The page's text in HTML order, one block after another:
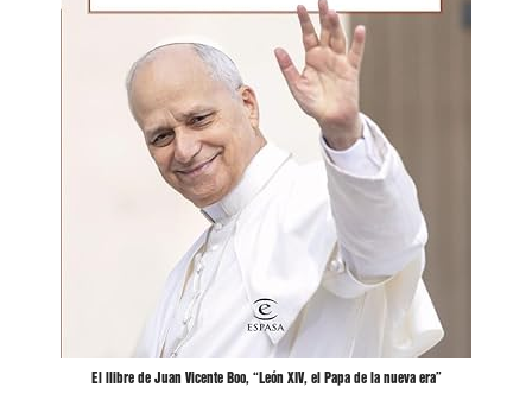
El llibre de Juan Vicente Boo, “León XIV, el Papa de la nueva era”